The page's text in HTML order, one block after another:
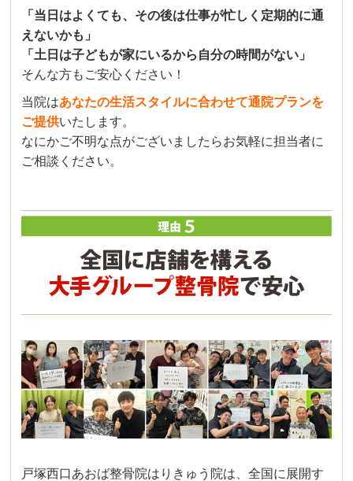
「当日はよくても、その後は仕事が忙しく定期的に通
えないかも」
「土日は子どもが家にいるから自分の時間がない」
そんな方もご安心ください！
当院はあなたの生活スタイルに合わせて通院プランを
ご提供いたします。
なにかご不明な点がございましたらお気軽に担当者に
ご相談ください。
戸塚西口あおば整骨院はりきゅう院は、全国に展開す